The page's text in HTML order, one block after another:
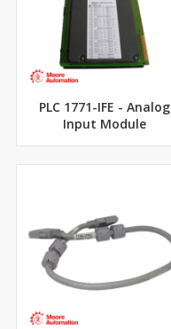
PLC 1771-IFE - Analog
Input Module